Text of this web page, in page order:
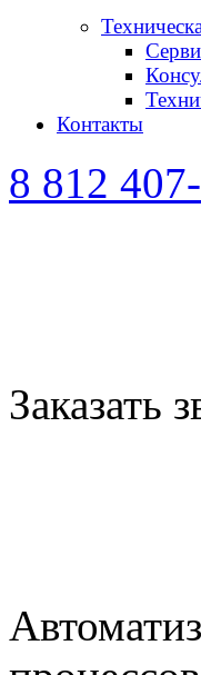
Контакты
8 812
Заказать